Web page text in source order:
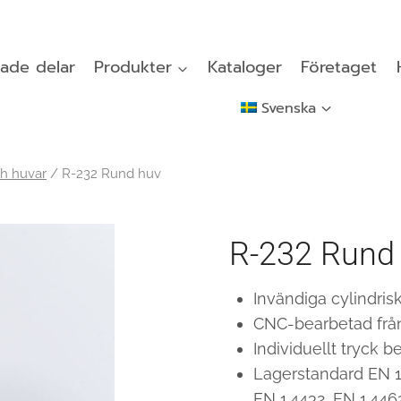
delar Produkter Kataloger Företaget
Svenska
huvar / R-232 Rund huv
R-232
Invändiga
CNC-bearbetad
Individuellt tryck
Lagerstandard EN